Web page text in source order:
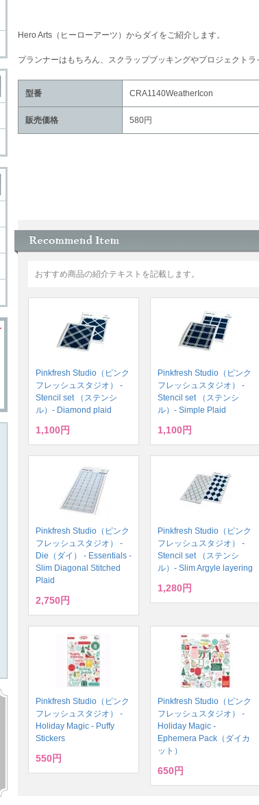
Hero Arts（ヒーローアーツ）からダイをご紹介します。
プランナーはもちろん、スクラップブッキングやプロジェクト
型番 CRA1140WeatherIcon
販売価格 580円
おすすめ商品の紹介テキストを記載します。
Pinkfresh Studio（ピンク
フレッシュスタジオ） -
Stencil set （ステンシ
ル）- Diamond plaid
1,100円
Pinkfresh Studio（ピンク
フレッシュスタジオ） -
Stencil set （ステンシ
ル）- Simple Plaid
1,100円
Pinkfresh Studio（ピンク
フレッシュスタジオ） -
Die（ダイ） - Essentials -
Slim Diagonal Stitched
Plaid
2,750円
Pinkfresh Studio（ピンク
フレッシュスタジオ） -
Stencil set （ステンシ
ル）- Slim Argyle layering
1,280円
Pinkfresh Studio（ピンク
フレッシュスタジオ） -
Holiday Magic - Puffy
Stickers
550円
Pinkfresh Studio（ピンク
フレッシュスタジオ） -
Holiday Magic -
Ephemera Pack（ダイカ
ット）
650円